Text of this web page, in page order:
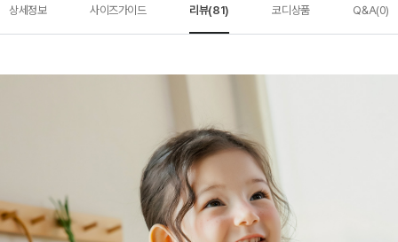
상세정보 사이즈가이드 리뷰(81) 코디상품 Q&A(0)